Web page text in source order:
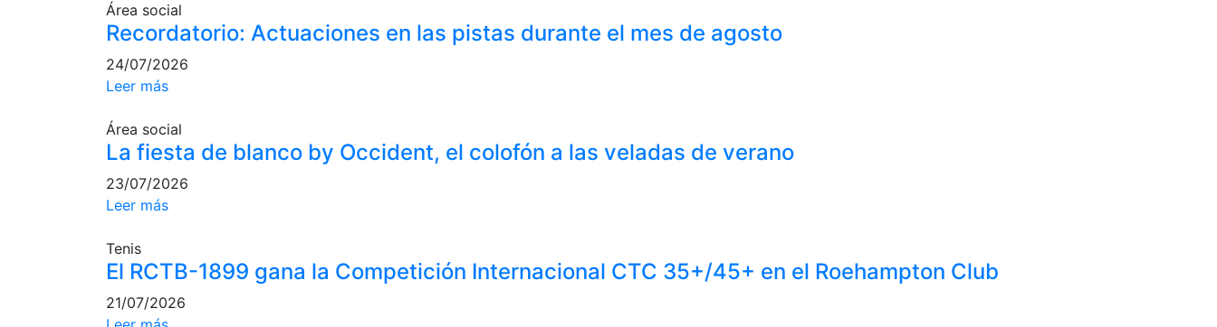
Área social
Recordatorio: Actuaciones en las pistas durante el mes de agosto
24/07/2026
Leer más
Área social
La fiesta de blanco by Occident, el colofón a las veladas de verano
23/07/2026
Leer más
Tenis
El RCTB-1899 gana la Competición Internacional CTC 35+/45+ en el Roehampton Club
21/07/2026